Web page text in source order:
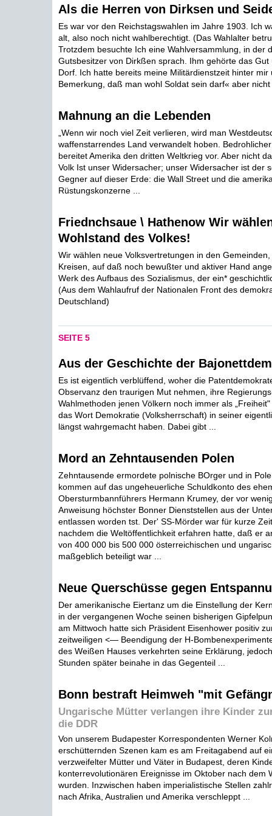
Als die Herren von Dirksen und
Es war vor den Reichstagswahlen im Jahre 1903. Ich
alt, also noch nicht wahlberechtigt. (Das Wahlalter
Trotzdem besuchte Ich eine Wahlversammlung, in der
Gutsbesitzer von Dirkßen sprach. Ihm gehörte das Gut
Dorf. Ich hatte bereits meine Militärdienstzeit hinter mir
Bemerkung, daß man wohl Soldat sein darf« aber
Mahnung an die Lebenden
„Wenn wir noch viel Zeit verlieren, wird man
waffenstarrendes Land verwandelt hoben.
bereitet Amerika den dritten Weltkrieg vor. Aber nicht
Volk Ist unser Widersacher; unser Widersacher ist der
Gegner auf dieser Erde: die Wall Street und die
Rüstungskonzerne ...
Friednchsaue \ Hathenow Wir
Wohlstand des Volkes!
Wir wählen neue Volksvertretungen in den
Kreisen, auf daß noch bewußter und aktiver Hand
Werk des Aufbaus des Sozialismus, der ein*
(Aus dem Wahlaufruf der Nationalen Front des
Deutschland)
SEITE 5
Aus der Geschichte der
Es ist eigentlich verblüffend, woher die
Observanz den traurigen Mut nehmen, ihre
Wahlmethoden jenen Völkern noch immer als
das Wort Demokratie (Volksherrschaft) in seiner
längst wahrgemacht haben. Dabei gibt ...
Mord an Zehntausenden Polen
Zehntausende ermordete polnische BOrger und in
kommen auf das ungeheuerliche Schuldkonto des
Obersturmbannführers Hermann Krumey, der vor
Anweisung höchster Bonner Dienststellen aus der
entlassen worden tst. Der' SS-Mörder war für kurze
nachdem die Weltöffentlichkeit erfahren hatte, daß er
von 400 000 bis 500 000 österreichischen und
maßgeblich beteiligt war ...
Neue Querschüsse gegen
Der amerikanische Eiertanz um die Einstellung der
in der vergangenen Woche seinen bisherigen
am Mittwoch hatte sich Präsident Eisenhower positiv
zeitweiligen <— Beendigung der H-
des Weißen Hauses verkehrten seine Erklärung,
Stunden später beinahe in das Gegenteil ...
Bonn bestraft Heimweh "mit
Ungarische Mütter verlangen ihre Kinder
die DDR
Von unserem Budapester Korrespondenten Werner
erschütternden Szenen kam es am Freitagabend auf
verzweifelter Mütter und Väter in Budapest, deren
konterrevolutionären Ereignisse im Oktober nach dem
wurden. Inzwischen haben imperialistische Stellen
nach Afrika, Australien und Amerika verschleppt ...